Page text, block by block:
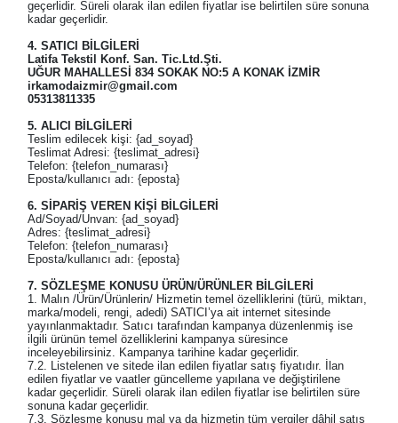
geçerlidir. Süreli olarak ilan edilen fiyatlar ise belirtilen süre sonuna
kadar geçerlidir.
4. SATICI BİLGİLERİ
Latifa Tekstil Konf. San. Tic.Ltd.Şti.
UĞUR MAHALLESİ 834 SOKAK NO:5 A KONAK İZMİR
irkamodaizmir@gmail.com
05313811335
5. ALICI BİLGİLERİ
Teslim edilecek kişi: {ad_soyad}
Teslimat Adresi: {teslimat_adresi}
Telefon: {telefon_numarası}
Eposta/kullanıcı adı: {eposta}
6. SİPARİŞ VEREN KİŞİ BİLGİLERİ
Ad/Soyad/Unvan: {ad_soyad}
Adres: {teslimat_adresi}
Telefon: {telefon_numarası}
Eposta/kullanıcı adı: {eposta}
7. SÖZLEŞME KONUSU ÜRÜN/ÜRÜNLER BİLGİLERİ
1. Malın /Ürün/Ürünlerin/ Hizmetin temel özelliklerini (türü, miktarı,
marka/modeli, rengi, adedi) SATICI’ya ait internet sitesinde
yayınlanmaktadır. Satıcı tarafından kampanya düzenlenmiş ise
ilgili ürünün temel özelliklerini kampanya süresince
inceleyebilirsiniz. Kampanya tarihine kadar geçerlidir.
7.2. Listelenen ve sitede ilan edilen fiyatlar satış fiyatıdır. İlan
edilen fiyatlar ve vaatler güncelleme yapılana ve değiştirilene
kadar geçerlidir. Süreli olarak ilan edilen fiyatlar ise belirtilen süre
sonuna kadar geçerlidir.
7.3. Sözleşme konusu mal ya da hizmetin tüm vergiler dâhil satış